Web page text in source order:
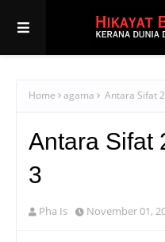
Home agama Antara Sifat
Antara Sifat
3
Pha Is November 01,